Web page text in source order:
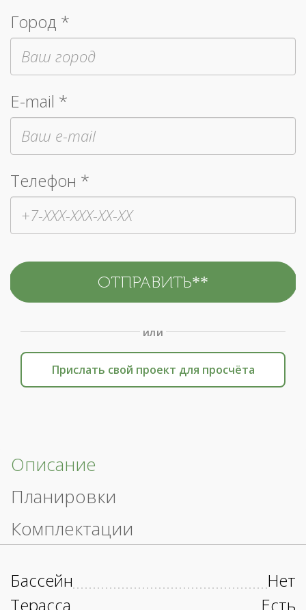
Город *
E-mail *
Телефон *
или
Прислать свой проект для просчёта
Описание
Планировки
Комплектации
Бассейн
Нет
Терасса
Есть